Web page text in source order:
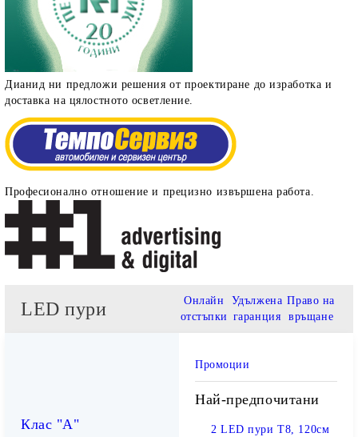
Дианид ни предложи решения от проектиране до изработка и
доставка на цялостното осветление.
Професионално отношение и прецизно извършена работа.
LED пури
Онлайн
отстъпки
Удължена
гаранция
Право на
връщане
Клас "А"
Промоции
Най-предпочитани
2 LED пури T8, 120см